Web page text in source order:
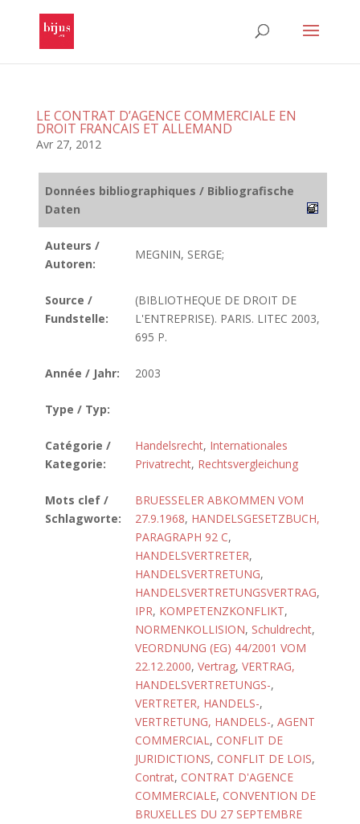
LE CONTRAT D’AGENCE COMMERCIALE EN
DROIT FRANCAIS ET ALLEMAND
Avr 27, 2012
Données bibliographiques / Bibliografische
Daten
Auteurs /
Autoren:
MEGNIN, SERGE;
Source /
Fundstelle:
(BIBLIOTHEQUE DE DROIT DE
L'ENTREPRISE). PARIS. LITEC 2003,
695 P.
Année / Jahr: 2003
Type / Typ:
Catégorie /
Kategorie:
Handelsrecht, Internationales
Privatrecht, Rechtsvergleichung
Mots clef /
Schlagworte:
BRUESSELER ABKOMMEN VOM
27.9.1968, HANDELSGESETZBUCH,
PARAGRAPH 92 C,
HANDELSVERTRETER,
HANDELSVERTRETUNG,
HANDELSVERTRETUNGSVERTRAG,
IPR, KOMPETENZKONFLIKT,
NORMENKOLLISION, Schuldrecht,
VEORDNUNG (EG) 44/2001 VOM
22.12.2000, Vertrag, VERTRAG,
HANDELSVERTRETUNGS-,
VERTRETER, HANDELS-,
VERTRETUNG, HANDELS-, AGENT
COMMERCIAL, CONFLIT DE
JURIDICTIONS, CONFLIT DE LOIS,
Contrat, CONTRAT D'AGENCE
COMMERCIALE, CONVENTION DE
BRUXELLES DU 27 SEPTEMBRE